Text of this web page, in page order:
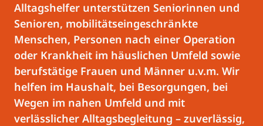
Alltagshelfer unterstützen Seniorinnen und
Senioren, mobilitätseingeschränkte
Menschen, Personen nach einer Operation
oder Krankheit im häuslichen Umfeld sowie
berufstätige Frauen und Männer u.v.m. Wir
helfen im Haushalt, bei Besorgungen, bei
Wegen im nahen Umfeld und mit
verlässlicher Alltagsbegleitung – zuverlässig,